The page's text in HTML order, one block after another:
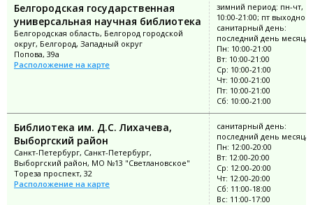
Белгородская государственная
универсальная научная библиотека
Белгородская область, Белгород городской
округ, Белгород, Западный округ
Попова, 39а
Расположение на карте
зимний период: пн-чт,
10:00-21:00; пт выходной;
санитарный день:
последний день месяца
Пн: 10:00-21:00
Вт: 10:00-21:00
Ср: 10:00-21:00
Чт: 10:00-21:00
Пт: 10:00-21:00
Сб: 10:00-21:00
Библиотека им. Д.С. Лихачева,
Выборгский район
Санкт-Петербург, Санкт-Петербург,
Выборгский район, МО №13 "Светлановское"
Тореза проспект, 32
Расположение на карте
санитарный день:
последний день месяца
Пн: 12:00-20:00
Вт: 12:00-20:00
Ср: 12:00-20:00
Чт: 12:00-20:00
Сб: 11:00-18:00
Вс: 11:00-17:00